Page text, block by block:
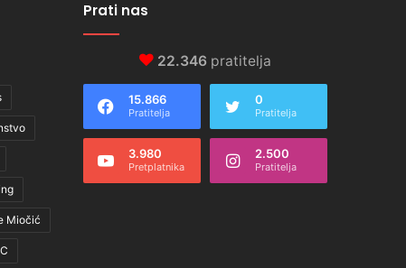
Miočić
Prati nas
22.346 pratitelja
15.866
Pratitelja
0
Pratitelja
3.980
Pretplatnika
2.500
Pratitelja